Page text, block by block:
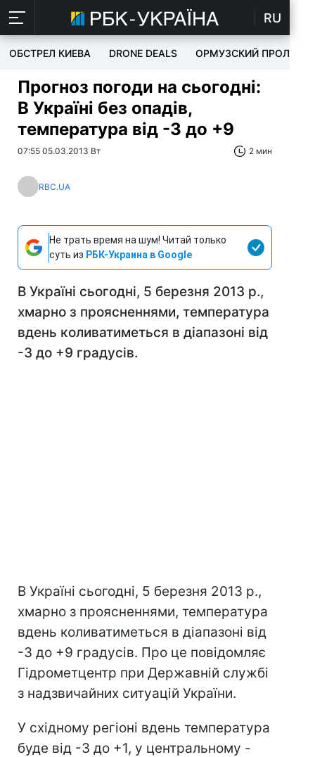
RU
ОБСТРЕЛ КИЕВА DRONE DEALS ОРМУЗСКИЙ ПРОЛИВ
Прогноз погоди на сьогодні:
В Україні без опадів,
температура від -3 до +9
07:55 05.03.2013 Вт 2 мин
RBC.UA
Не трать время на шум! Читай только
суть из РБК-Украина в Google
В Україні сьогодні, 5 березня 2013 р.,
хмарно з проясненнями, температура
вдень коливатиметься в діапазоні від
-3 до +9 градусів.
В Україні сьогодні, 5 березня 2013 р.,
хмарно з проясненнями, температура
вдень коливатиметься в діапазоні від
-3 до +9 градусів. Про це повідомляє
Гідрометцентр при Державній службі
з надзвичайних ситуацій України.
У східному регіоні вдень температура
буде від -3 до +1, у центральному -